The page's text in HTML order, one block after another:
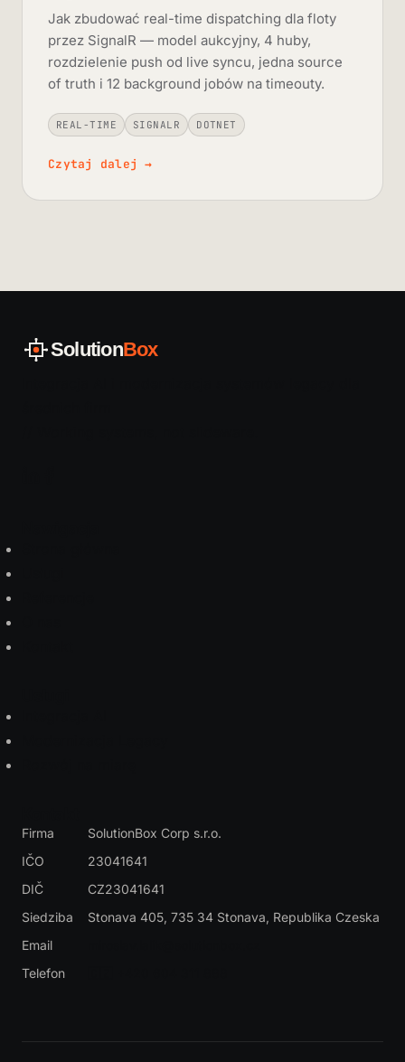
Jak zbudować real-time dispatching dla floty
przez SignalR — model aukcyjny, 4 huby,
rozdzielenie push od live syncu, jedna source
of truth i 12 background jobów na timeouty.
REAL-TIME SIGNALR DOTNET
Czytaj dalej→
SolutionBox
Firma
SolutionBox Corp s.r.o.
IČO
23041641
DIČ
CZ23041641
Siedziba
Stonava 405, 735 34 Stonava, Republika Czeska
Email
Telefon